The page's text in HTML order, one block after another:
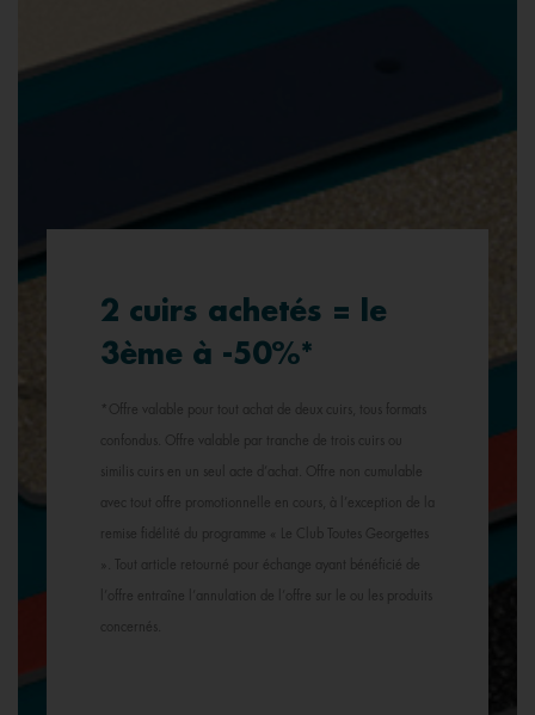
2 cuirs achetés = le
3ème à -50%*
*Offre valable pour tout achat de deux cuirs, tous formats
confondus. Offre valable par tranche de trois cuirs ou
similis cuirs en un seul acte d’achat. Offre non cumulable
avec tout offre promotionnelle en cours, à l’exception de la
remise fidélité du programme « Le Club Toutes Georgettes
». Tout article retourné pour échange ayant bénéficié de
l’offre entraîne l’annulation de l’offre sur le ou les produits
concernés.